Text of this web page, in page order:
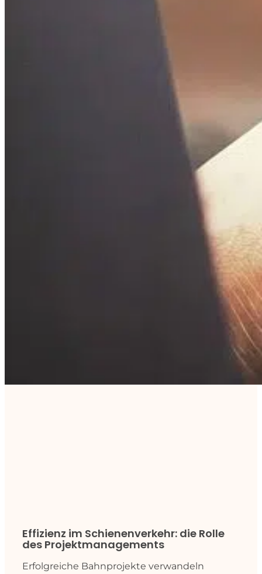
Effizienz im Schienenverkehr: die Rolle
des Projektmanagements
Erfolgreiche Bahnprojekte verwandeln